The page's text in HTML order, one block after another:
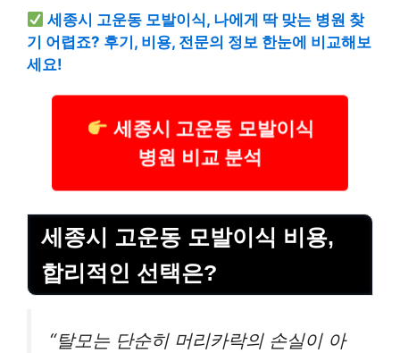
세종시 고운동 모발이식, 나에게 딱 맞는 병원 찾
기 어렵죠? 후기, 비용, 전문의 정보 한눈에 비교해보
세요!
세종시 고운동 모발이식
병원 비교 분석
세종시 고운동 모발이식 비용,
합리적인 선택은?
“탈모는 단순히 머리카락의 손실이 아